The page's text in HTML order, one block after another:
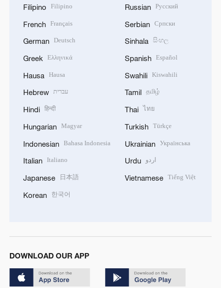
Filipino Filipino
French Français
German Deutsch
Greek Ελληνικά
Hausa Hausa
Hebrew עברית
Hindi हिन्दी
Hungarian Magyar
Indonesian Bahasa Indonesia
Italian Italiano
Japanese 日本語
Korean 한국어
Russian Русский
Serbian Српски
Sinhala සිංහල
Spanish Español
Swahili Kiswahili
Tamil தமிழ்
Thai ไทย
Turkish Türkçe
Ukrainian Українська
Urdu اردو
Vietnamese Tiếng Việt
DOWNLOAD OUR APP